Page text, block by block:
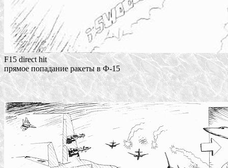
F15 direct hit
прямое попадание ракеты в Ф-15